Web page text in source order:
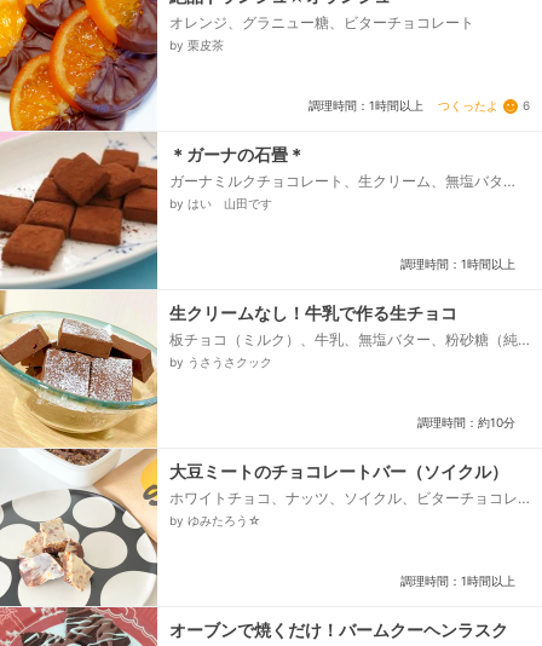
オレンジ、グラニュー糖、ビターチョコレート
by 栗皮茶
調理時間：1時間以上 つくったよ 6
＊ガーナの石畳＊
ガーナミルクチョコレート、生クリーム、無塩バタ
ー、はちみつ、純ココア
by はい 山田です
調理時間：1時間以上
生クリームなし！牛乳で作る生チョコ
板チョコ（ミルク）、牛乳、無塩バター、粉砂糖（純
ココア）
by うさうさクック
調理時間：約10分
大豆ミートのチョコレートバー（ソイクル）
ホワイトチョコ、ナッツ、ソイクル、ビターチョコレ
ート
by ゆみたろう☆
調理時間：1時間以上
オーブンで焼くだけ！バームクーヘンラスク